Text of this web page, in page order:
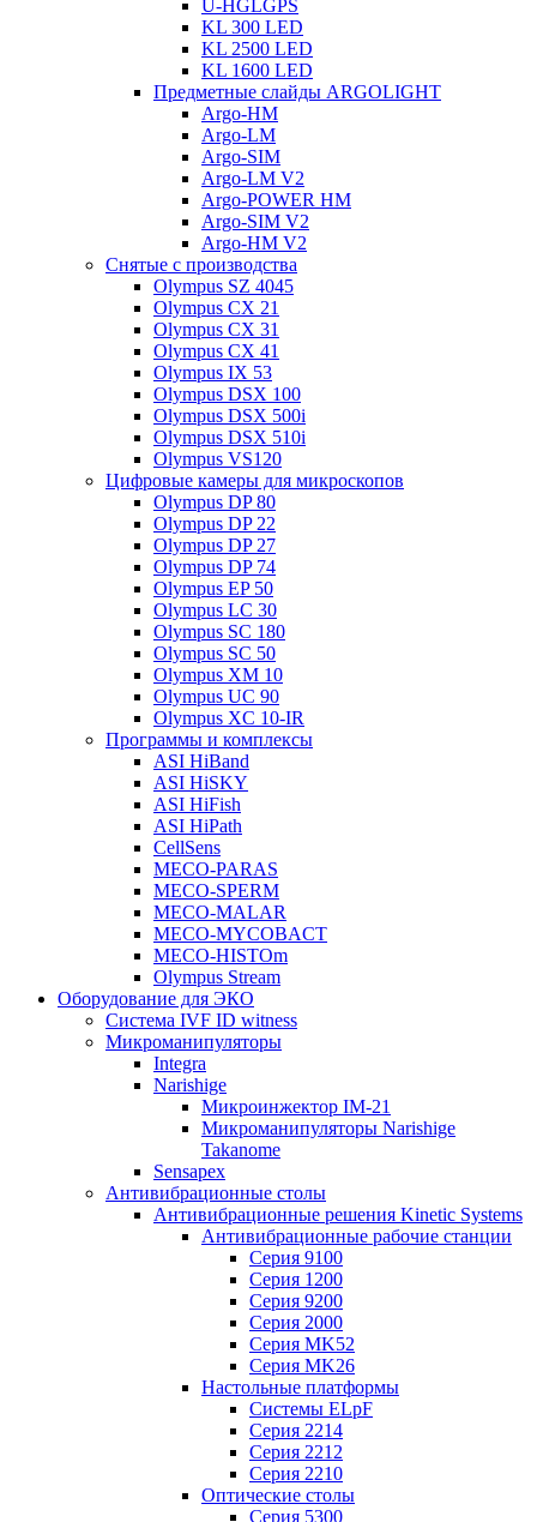
U-HGLGPS
KL 300 LED
KL 2500 LED
KL 1600 LED
Предметные слайды ARGOLIGHT
Argo-HM
Argo-LM
Argo-SIM
Argo-LM V2
Argo-POWER HM
Argo-SIM V2
Argo-HM V2
Снятые с производства
Olympus SZ 4045
Olympus CX 21
Olympus CX 31
Olympus CX 41
Olympus IX 53
Olympus DSX 100
Olympus DSX 500i
Olympus DSX 510i
Olympus VS120
Цифровые камеры для микроскопов
Olympus DP 80
Olympus DP 22
Olympus DP 27
Olympus DP 74
Olympus EP 50
Olympus LC 30
Olympus SC 180
Olympus SC 50
Olympus XM 10
Olympus UC 90
Olympus XC 10-IR
Программы и комплексы
ASI HiBand
ASI HiSKY
ASI HiFish
ASI HiPath
CellSens
MECO-PARAS
MECO-SPERM
MECO-MALAR
MECO-MYCOBACT
MECO-HISTOm
Olympus Stream
Оборудование для ЭКО
Система IVF ID witness
Микроманипуляторы
Integra
Narishige
Микроинжектор IM-21
Микроманипуляторы Narishige
Takanome
Sensapex
Антивибрационные столы
Антивибрационные решения Kinetic Systems
Антивибрационные рабочие станции
Серия 9100
Серия 1200
Серия 9200
Серия 2000
Серия MK52
Серия MK26
Настольные платформы
Системы ELpF
Серия 2214
Серия 2212
Серия 2210
Оптические столы
Серия 5300